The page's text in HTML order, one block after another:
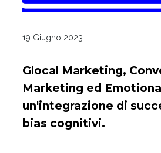
19 Giugno 2023
Glocal Marketing,
Marketing ed
un'integrazione di
bias cognitivi.